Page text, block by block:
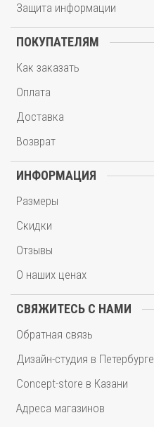
Защита информации
ПОКУПАТЕЛЯМ
Как заказать
Оплата
Доставка
Возврат
ИНФОРМАЦИЯ
Размеры
Скидки
Отзывы
О наших ценах
СВЯЖИТЕСЬ С НАМИ
Обратная связь
Дизайн-студия в Петербурге
Concept-store в Казани
Адреса магазинов